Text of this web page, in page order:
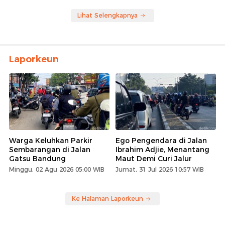
Lihat Selengkapnya
Laporkeun
Warga Keluhkan Parkir
Sembarangan di Jalan
Gatsu Bandung
Minggu, 02 Agu 2026 05:00 WIB
Ego Pengendara di Jalan
Ibrahim Adjie, Menantang
Maut Demi Curi Jalur
Jumat, 31 Jul 2026 10:57 WIB
Ke Halaman Laporkeun